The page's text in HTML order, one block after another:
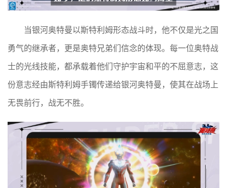
当银河奥特曼以斯特利姆形态战斗时，他不仅是光之国
勇气的继承者，更是奥特兄弟们信念的体现。每一位奥特战
士的光线技能，都承载着他们守护宇宙和平的不屈意志，这
份意志经由斯特利姆手镯传递给银河奥特曼，使其在战场上
无畏前行，战无不胜。